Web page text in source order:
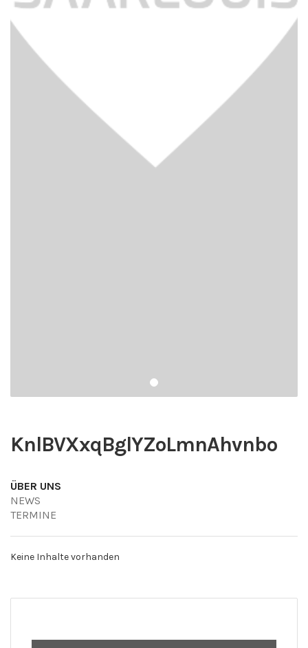
KnlBVXxqBglYZoLmnAhvnbo
ÜBER UNS
NEWS
TERMINE
Keine Inhalte vorhanden